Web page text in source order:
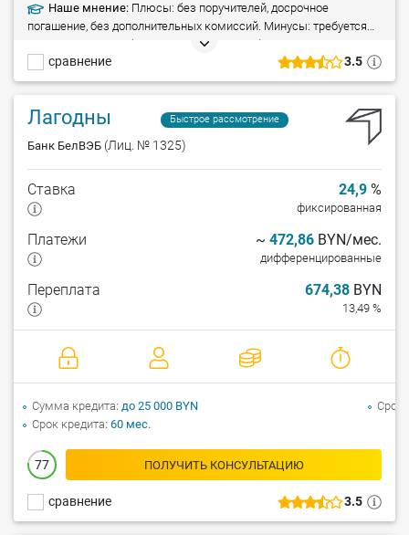
3.5
сравнение
Наше мнение: Плюсы: без поручителей, досрочное
погашение, без дополнительных комиссий. Минусы: требуется
справка о доходах (за последние 3 месяца). Ограничения:
минимальный возраст заемщика – 25 лет.
Лагодны Быстрое рассмотрение
Банк БелВЭБ (Лиц. № 1325)
3.5
сравнение
Ставка 24,9 %
фиксированная
Платежи ~ 472,86 BYN/мес.
дифференцированные
Переплата 674,38 BYN
13,49 %
77 ПОЛУЧИТЬ КОНСУЛЬТАЦИЮ
Сумма кредита до 25 000 BYN
Срок кредита 60 мес.
Срок